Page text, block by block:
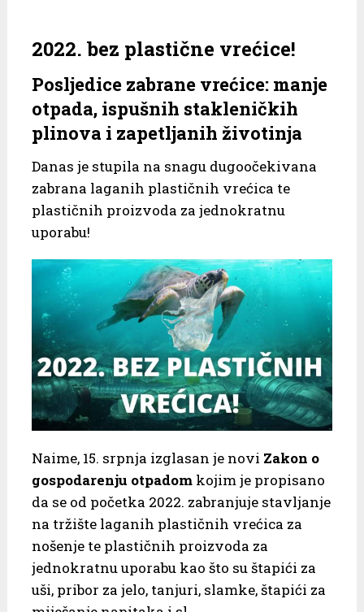
2022. bez plastične vrećice!
Posljedice zabrane vrećice: manje
otpada, ispušnih stakleničkih
plinova i zapetljanih životinja
Danas je stupila na snagu dugoočekivana
zabrana laganih plastičnih vrećica te
plastičnih proizvoda za jednokratnu
uporabu!
Naime, 15. srpnja izglasan je novi Zakon o
gospodarenju otpadomkojim je propisano
da se od početka 2022. zabranjuje stavljanje
na tržište laganih plastičnih vrećica za
nošenje te plastičnih proizvoda za
jednokratnu uporabu kao što su štapići za
uši, pribor za jelo, tanjuri, slamke, štapići za